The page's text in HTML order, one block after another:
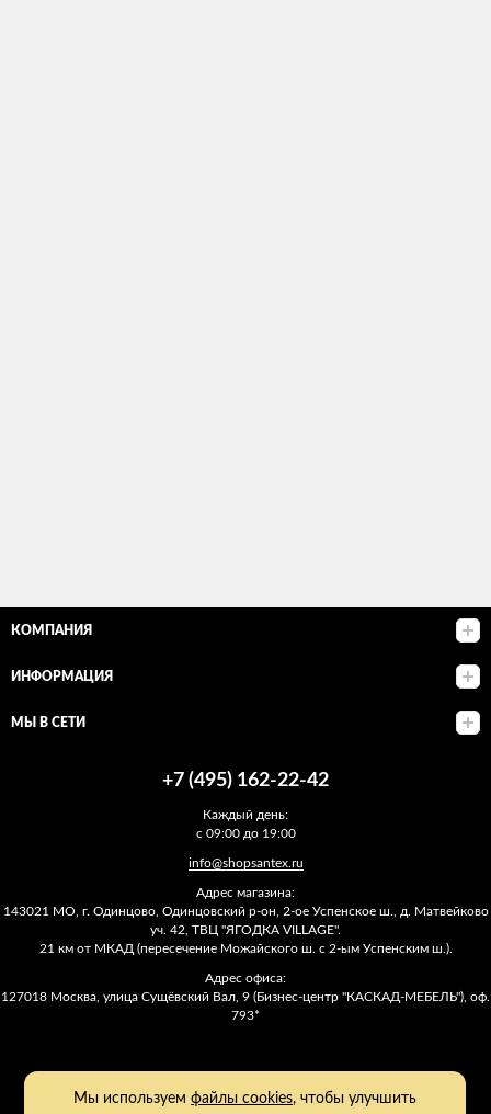
КОМПАНИЯ
ИНФОРМАЦИЯ
МЫ В СЕТИ
+7 (495) 162-22-42
Каждый день:
с 09:00 до 19:00
info@shopsantex.ru
Адрес магазина:
143021 МО, г. Одинцово, Одинцовский р-он, 2-ое Успенское ш., д. Матвейково
уч. 42, ТВЦ "ЯГОДКА VILLAGE".
21 км от МКАД (пересечение Можайского ш. с 2-ым Успенским ш.).
Адрес офиса:
127018 Москва, улица Сущёвский Вал, 9 (Бизнес-центр "КАСКАД-МЕБЕЛЬ"), оф.
793*
Мы используемфайлы cookies, чтобы улучшить